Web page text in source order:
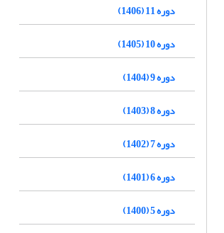
دوره 11 (1406)
دوره 10 (1405)
دوره 9 (1404)
دوره 8 (1403)
دوره 7 (1402)
دوره 6 (1401)
دوره 5 (1400)